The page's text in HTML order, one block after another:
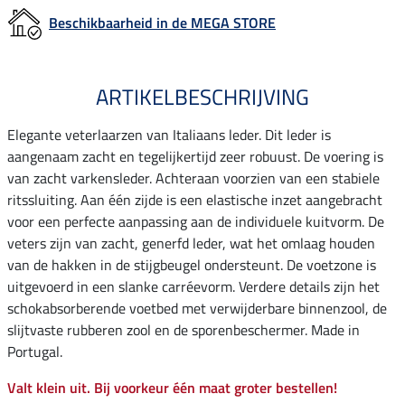
Beschikbaarheid in de MEGA STORE
ARTIKELBESCHRIJVING
Elegante veterlaarzen van Italiaans leder. Dit leder is
aangenaam zacht en tegelijkertijd zeer robuust. De voering is
van zacht varkensleder. Achteraan voorzien van een stabiele
ritssluiting. Aan één zijde is een elastische inzet aangebracht
voor een perfecte aanpassing aan de individuele kuitvorm. De
veters zijn van zacht, generfd leder, wat het omlaag houden
van de hakken in de stijgbeugel ondersteunt. De voetzone is
uitgevoerd in een slanke carréevorm. Verdere details zijn het
schokabsorberende voetbed met verwijderbare binnenzool, de
slijtvaste rubberen zool en de sporenbeschermer. Made in
Portugal.
Valt klein uit. Bij voorkeur één maat groter bestellen!